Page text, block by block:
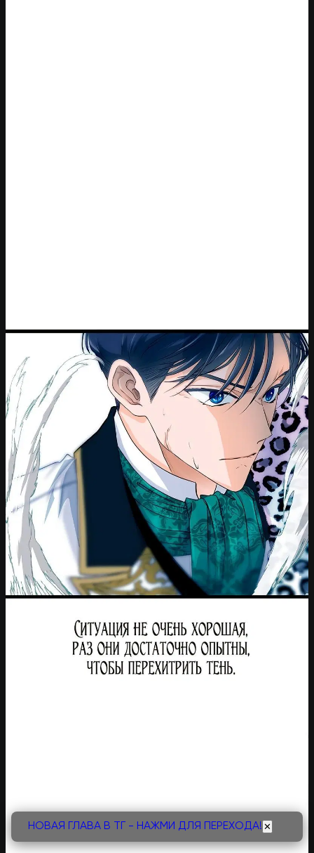
НОВАЯ ГЛАВА В ТГ - НАЖМИ ДЛЯ ПЕРЕХОДА! ✕